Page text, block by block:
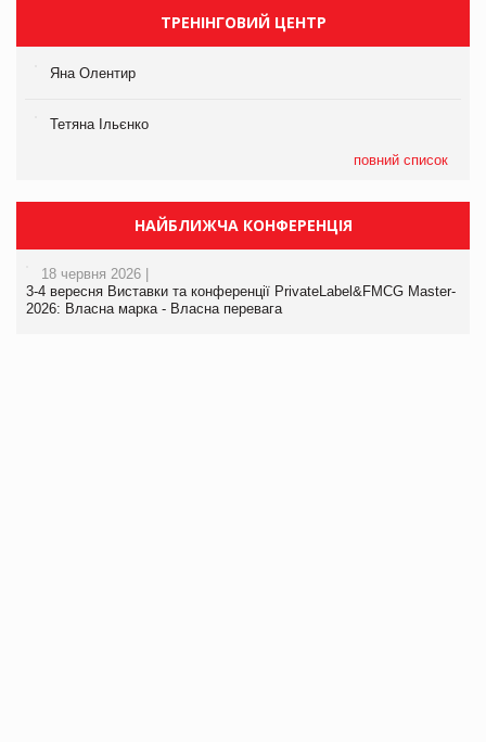
ТРЕНІНГОВИЙ ЦЕНТР
Яна Олентир
Тетяна Ільєнко
повний список
НАЙБЛИЖЧА КОНФЕРЕНЦІЯ
18 червня 2026 |
3-4 вересня Виставки та конференції PrivateLabel&FMCG Master-
2026: Власна марка - Власна перевага